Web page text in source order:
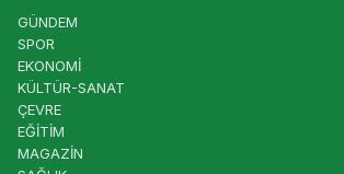
GÜNDEM
SPOR
EKONOMİ
KÜLTÜR-SANAT
ÇEVRE
EĞİTİM
MAGAZİN